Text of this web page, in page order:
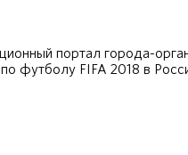
портал города-
футболу FIFA 2018 в